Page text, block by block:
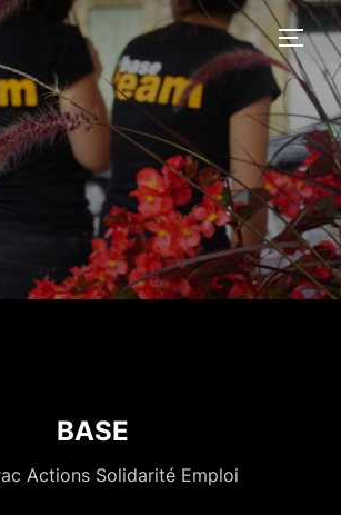
BASE
Actions Solidarité Emploi